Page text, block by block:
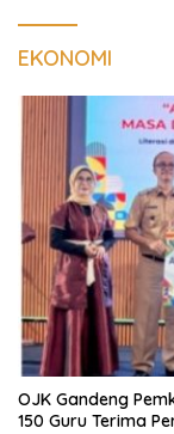
EKONOMI
OJK Gandeng
150 Guru Terima